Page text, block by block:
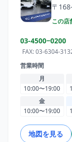
〒
この店
03-4500−0200
FAX:03-6304-
営業時間
月
10:00〜19:00
金
10:00〜19:00
地図を見る